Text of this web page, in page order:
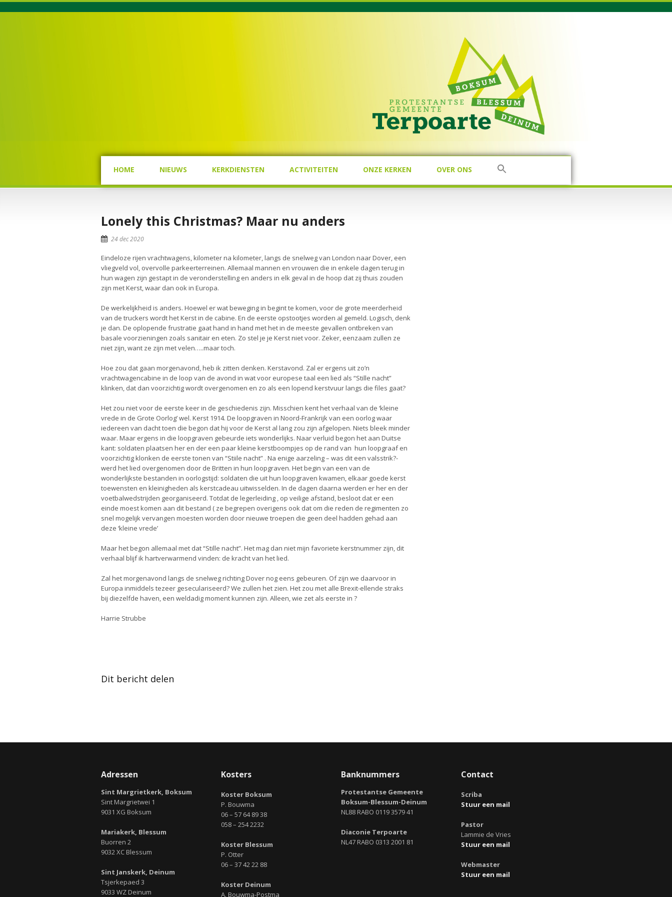
HOME NIEUWS KERKDIENSTEN ACTIVITEITEN ONZE KERKEN OVER ONS
Lonely this Christmas? Maar nu anders
24 dec 2020
Eindeloze rijen vrachtwagens, kilometer na kilometer, langs de snelweg van London naar Dover, een
vliegveld vol, overvolle parkeerterreinen. Allemaal mannen en vrouwen die in enkele dagen terug in
hun wagen zijn gestapt in de veronderstelling en anders in elk geval in de hoop dat zij thuis zouden
zijn met Kerst, waar dan ook in Europa.
De werkelijkheid is anders. Hoewel er wat beweging in begint te komen, voor de grote meerderheid
van de truckers wordt het Kerst in de cabine. En de eerste opstootjes worden al gemeld. Logisch, denk
je dan. De oplopende frustratie gaat hand in hand met het in de meeste gevallen ontbreken van
basale voorzieningen zoals sanitair en eten. Zo stel je je Kerst niet voor. Zeker, eenzaam zullen ze
niet zijn, want ze zijn met velen…..maar toch.
Hoe zou dat gaan morgenavond, heb ik zitten denken. Kerstavond. Zal er ergens uit zo’n
vrachtwagencabine in de loop van de avond in wat voor europese taal een lied als “Stille nacht”
klinken, dat dan voorzichtig wordt overgenomen en zo als een lopend kerstvuur langs die files gaat?
Het zou niet voor de eerste keer in de geschiedenis zijn. Misschien kent het verhaal van de ‘kleine
vrede in de Grote Oorlog’ wel. Kerst 1914. De loopgraven in Noord-Frankrijk van een oorlog waar
iedereen van dacht toen die begon dat hij voor de Kerst al lang zou zijn afgelopen. Niets bleek minder
waar. Maar ergens in die loopgraven gebeurde iets wonderlijks. Naar verluid begon het aan Duitse
kant: soldaten plaatsen her en der een paar kleine kerstboompjes op de rand van hun loopgraaf en
voorzichtig klonken de eerste tonen van “Stiile nacht” . Na enige aarzeling – was dit een valsstrik?-
werd het lied overgenomen door de Britten in hun loopgraven. Het begin van een van de
wonderlijkste bestanden in oorlogstijd: soldaten die uit hun loopgraven kwamen, elkaar goede kerst
toewensten en kleinigheden als kerstcadeau uitwisselden. In de dagen daarna werden er her en der
voetbalwedstrijden georganiseerd. Totdat de legerleiding , op veilige afstand, besloot dat er een
einde moest komen aan dit bestand ( ze begrepen overigens ook dat om die reden de regimenten zo
snel mogelijk vervangen moesten worden door nieuwe troepen die geen deel hadden gehad aan
deze ‘kleine vrede’
Maar het begon allemaal met dat “Stille nacht”. Het mag dan niet mijn favoriete kerstnummer zijn, dit
verhaal blijf ik hartverwarmend vinden: de kracht van het lied.
Zal het morgenavond langs de snelweg richting Dover nog eens gebeuren. Of zijn we daarvoor in
Europa inmiddels tezeer geseculariseerd? We zullen het zien. Het zou met alle Brexit-ellende straks
bij diezelfde haven, een weldadig moment kunnen zijn. Alleen, wie zet als eerste in ?
Harrie Strubbe
Dit bericht delen
Adressen
Sint Margrietkerk, Boksum
Sint Margrietwei 1
9031 XG Boksum
Mariakerk, Blessum
Buorren 2
9032 XC Blessum
Sint Janskerk, Deinum
Tsjerkepaed 3
9033 WZ Deinum
Kosters
Koster Boksum
P. Bouwma
06 – 57 64 89 38
058 – 254 2232
Koster Blessum
P. Otter
06 – 37 42 22 88
Koster Deinum
A. Bouwma-Postma
Banknummers
Protestantse Gemeente
Boksum-Blessum-Deinum
NL88 RABO 0119 3579 41
Diaconie Terpoarte
NL47 RABO 0313 2001 81
Contact
Scriba
Stuur een mail
Pastor
Lammie de Vries
Stuur een mail
Webmaster
Stuur een mail